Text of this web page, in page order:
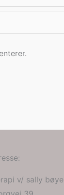
v/ sally bøye